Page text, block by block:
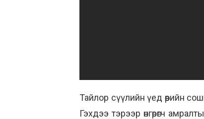
Тайлор сүүлийн үед өөрийн
Гэхдээ тэрээр өнгөрөгч